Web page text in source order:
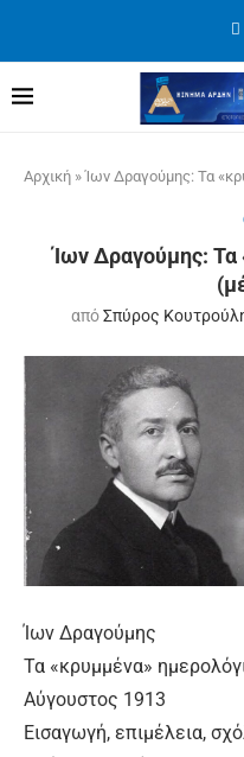
Αρχική »Ίων Δραγούμης: Τα
Ίων Δραγούμης: Τα
απόΣπύρος
Ίων Δραγούμης
Τα «κρυμμένα»
Αύγουστος 1913
Εισαγωγή, επιμέλεια,